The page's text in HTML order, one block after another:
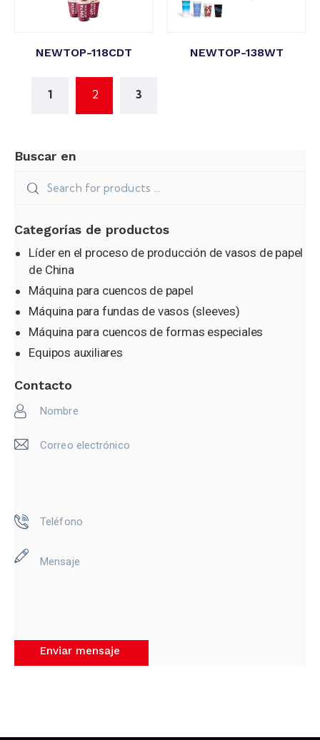
NEWTOP-118CDT NEWTOP-138WT
1 2 3
Buscar en
Categorías de productos
Líder en el proceso de producción de vasos de papel
de China
Máquina para cuencos de papel
Máquina para fundas de vasos (sleeves)
Máquina para cuencos de formas especiales
Equipos auxiliares
Contacto